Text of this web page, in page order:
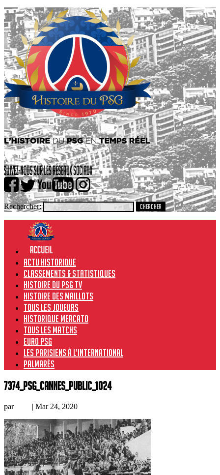
Rechercher:
Actu historique
Classements & Statistiques
Histoire du PSG TV
Histoire des maillots
Tous les joueurs
Historique Mercato
Tous les matchs
Euro PSG
Les Parisiens à l’international
Palmarès
7374_PSG_Cannes_public_1024
par | Mar 24, 2020